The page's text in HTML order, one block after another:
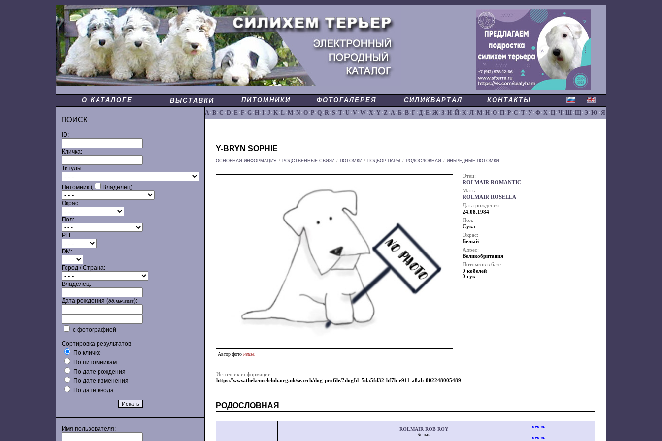
О КАТАЛОГЕ ВЫСТАВКИ ПИТОМНИКИ ФОТОГАЛЕРЕЯ СИЛИКВАРТАЛ КОНТАКТЫ
ПОИСК
ID:
Кличка:
Титулы
Питомник ( Владелец):
Окрас:
Пол:
PLL:
DM:
Город / Страна:
Владелец:
Дата рождения (дд.мм.гггг):
с фотографией
Сортировка результатов:
По кличке
По питомникам
По дате рождения
По дате изменения
По дате ввода
Имя пользователя:
A·B·C ·D ·E·F·G·H·I ·J·K·L·M·N·O·P·Q·R·S ·T·U ·V·W·X·Y ·Z·А·Б·В·Г ·Д·Е·Ж·З·И·Й·К·Л·М·Н·О·П·Р·С ·Т·У·Ф·Х·Ц·Ч·Ш·Щ· Э·Ю ·Я
Y-BRYN SOPHIE
ОСНОВНАЯ ИНФОРМАЦИЯ / РОДСТВЕННЫЕ СВЯЗИ / ПОТОМКИ / ПОДБОР ПАРЫ / РОДОСЛОВНАЯ / ИНБРЕДНЫЕ ПОТОМКИ
Автор фото неизв.
Отец:
ROLMAIR ROMANTIC
Мать:
ROLMAIR ROSELLA
Дата рождения:
24.08.1984
Пол:
Сука
Окрас:
Белый
Адрес:
Великобритания
Потомков в базе:
0 кобелей
0 сук
Источник информации:
https://www.thekennelclub.org.uk/search/dog-profile/?dogId=5da5fd32-bf7b-e911-a8ab-002248005489
РОДОСЛОВНАЯ
ROLMAIR ROB ROY
Белый
неизв.
неизв.